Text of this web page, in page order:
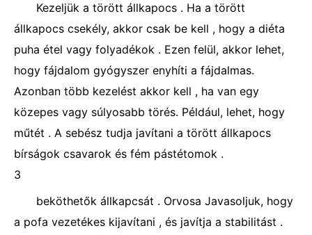
Kezeljük a törött állkapocs . Ha a törött
állkapocs csekély, akkor csak be kell , hogy a diéta
puha étel vagy folyadékok . Ezen felül, akkor lehet,
hogy fájdalom gyógyszer enyhíti a fájdalmas.
Azonban több kezelést akkor kell , ha van egy
közepes vagy súlyosabb törés. Például, lehet, hogy
műtét . A sebész tudja javítani a törött állkapocs
bírságok csavarok és fém pástétomok .
3
beköthetők állkapcsát . Orvosa Javasoljuk, hogy
a pofa vezetékes kijavítani , és javítja a stabilitást .